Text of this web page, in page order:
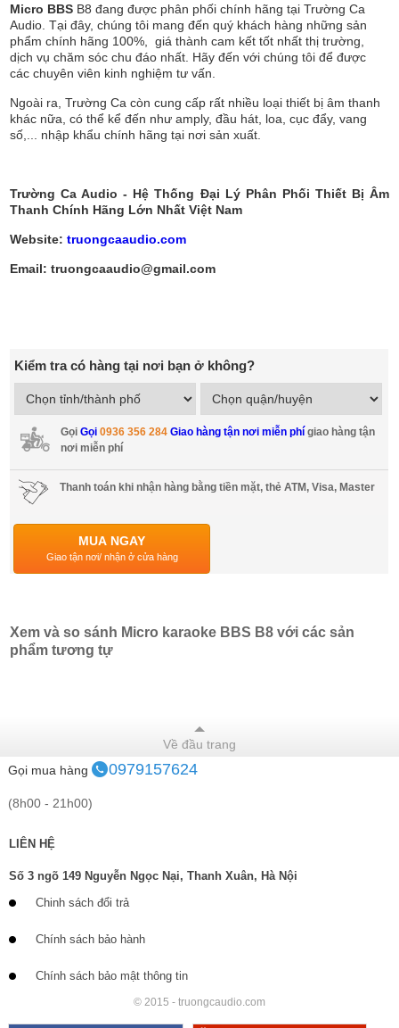
Micro BBS B8 đang được phân phối chính hãng tại Trường Ca
Audio. Tại đây, chúng tôi mang đến quý khách hàng những sản
phẩm chính hãng 100%, giá thành cam kết tốt nhất thị trường,
dịch vụ chăm sóc chu đáo nhất. Hãy đến với chúng tôi để được
các chuyên viên kinh nghiệm tư vấn.
Ngoài ra, Trường Ca còn cung cấp rất nhiều loại thiết bị âm thanh
khác nữa, có thể kể đến như amply, đầu hát, loa, cục đẩy, vang
số,... nhập khẩu chính hãng tại nơi sản xuất.
Trường Ca Audio - Hệ Thống Đại Lý Phân Phối Thiết Bị Âm
Thanh Chính Hãng Lớn Nhất Việt Nam
Website:truongcaaudio.com
Email: truongcaaudio@gmail.com
Kiểm tra có hàng tại nơi bạn ở không?
GọiGọi0936 356 284Giao hàng tận nơi miễn phí giao hàng tận
nơi miễn phí
Thanh toán khi nhận hàng bằng tiền mặt, thẻ ATM, Visa, Master
MUA NGAY
Giao tận nơi/ nhận ở cửa hàng
Xem và so sánh Micro karaoke BBS B8 với các sản
phẩm tương tự
Về đầu trang
Gọi mua hàng
0979157624
(8h00 - 21h00)
LIÊN HỆ
Số 3 ngõ 149 Nguyễn Ngọc Nại, Thanh Xuân, Hà Nội
Chinh sách đổi trả
Chính sách bảo hành
Chính sách bảo mật thông tin
© 2015 - truongcaudio.com